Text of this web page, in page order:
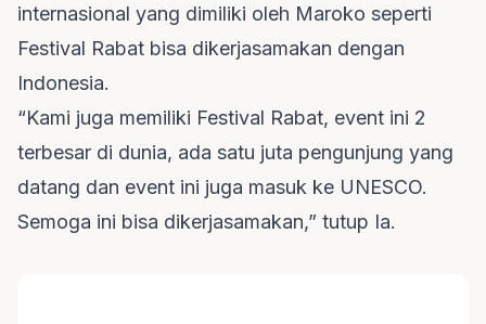
internasional yang dimiliki oleh Maroko seperti
Festival Rabat bisa dikerjasamakan dengan
Indonesia.
“Kami juga memiliki Festival Rabat, event ini 2
terbesar di dunia, ada satu juta pengunjung yang
datang dan event ini juga masuk ke UNESCO.
Semoga ini bisa dikerjasamakan,” tutup Ia.